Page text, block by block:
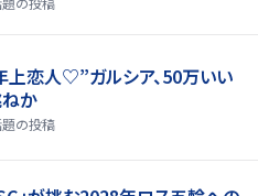
上恋人♡”ガルシア、50万いい
か
の投稿